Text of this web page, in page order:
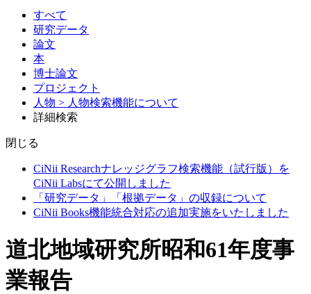
すべて
研究データ
論文
本
博士論文
プロジェクト
人物 > 人物検索機能について
詳細検索
閉じる
CiNii Researchナレッジグラフ検索機能（試行版）を
CiNii Labsにて公開しました
「研究データ」「根拠データ」の収録について
CiNii Books機能統合対応の追加実施をいたしました
道北地域研究所昭和61年度事
業報告